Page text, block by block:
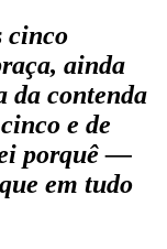
cinco
ainda
da contenda
e de
porquê —
em tudo